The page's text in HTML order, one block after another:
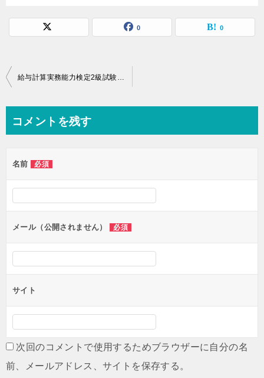
0 0
投
ビ
ー
シ
ン
給与計算実務能力検定2級試験結果
コメントを残す
名前 必須
メール（公開されません） 必須
サイト
次回のコメントで使用するためブラウザーに自分の名
前、メールアドレス、サイトを保存する。